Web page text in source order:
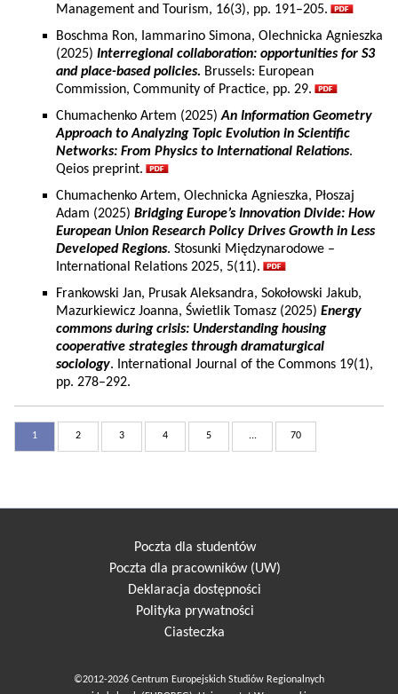
Management and Tourism, 16(3), pp. 191–205.
Boschma Ron, Iammarino Simona, Olechnicka Agnieszka
(2025) Interregional collaboration: opportunities for S3
and place-based policies. Brussels: European
Commission, Community of Practice, pp. 29.
Chumachenko Artem (2025)An Information Geometry
Approach to Analyzing Topic Evolution in Scientific
Networks: From Physics to International Relations.
Qeios preprint.
Chumachenko Artem, Olechnicka Agnieszka, Płoszaj
Adam (2025) Bridging Europe’s Innovation Divide: How
European Union Research Policy Drives Growth in Less
Developed Regions. Stosunki Międzynarodowe –
International Relations 2025, 5(11).
Frankowski Jan, Prusak Aleksandra, Sokołowski Jakub,
Mazurkiewicz Joanna, Świetlik Tomasz (2025) Energy
commons during crisis: Understanding housing
cooperative strategies through dramaturgical
sociology. International Journal of the Commons 19(1),
pp. 278–292.
1 2 3 4 5 ... 70
Poczta dla studentów
Poczta dla pracowników (UW)
Deklaracja dostępności
Polityka prywatności
Ciasteczka
©2012-2026 Centrum Europejskich Studiów Regionalnych